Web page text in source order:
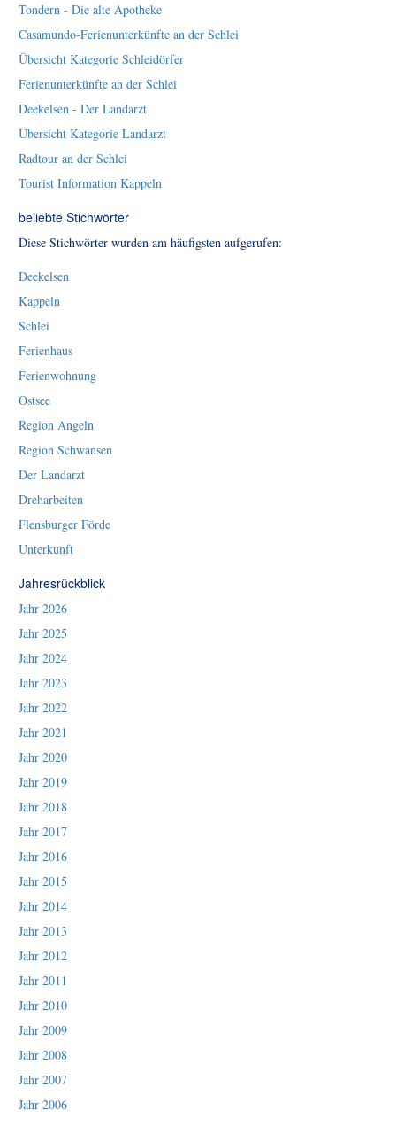
Tondern - Die alte Apotheke
Casamundo-Ferienunterkünfte an der Schlei
Übersicht Kategorie Schleidörfer
Ferienunterkünfte an der Schlei
Deekelsen - Der Landarzt
Übersicht Kategorie Landarzt
Radtour an der Schlei
Tourist Information Kappeln
beliebte Stichwörter
Diese Stichwörter wurden am häufigsten aufgerufen:
Deekelsen
Kappeln
Schlei
Ferienhaus
Ferienwohnung
Ostsee
Region Angeln
Region Schwansen
Der Landarzt
Dreharbeiten
Flensburger Förde
Unterkunft
Jahresrückblick
Jahr 2026
Jahr 2025
Jahr 2024
Jahr 2023
Jahr 2022
Jahr 2021
Jahr 2020
Jahr 2019
Jahr 2018
Jahr 2017
Jahr 2016
Jahr 2015
Jahr 2014
Jahr 2013
Jahr 2012
Jahr 2011
Jahr 2010
Jahr 2009
Jahr 2008
Jahr 2007
Jahr 2006